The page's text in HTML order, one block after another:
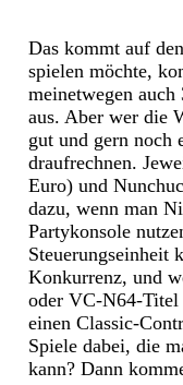
Das kommt auf
spielen möchte,
meinetwegen
aus. Aber wer die
gut und gern noch
draufrechnen.
Euro) und
dazu, wenn man
Partykonsole
Steuerungseinheit
Konkurrenz, und
oder VC-N64-Titel
einen Classic-
Spiele dabei, die
kann? Dann